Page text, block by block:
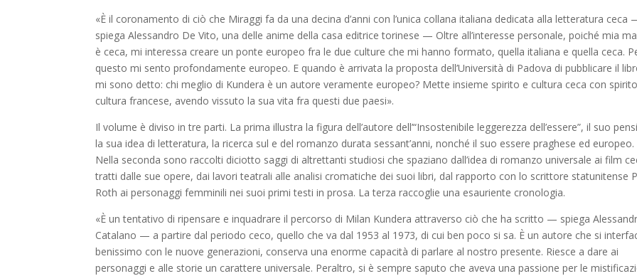
«È il coronamento di ciò che Miraggi fa da una decina d’anni con l’unica collana italiana dedicata alla letteratura ceca
spiega Alessandro De Vito, una delle anime della casa editrice torinese — Oltre all’interesse personale, poiché mia
è ceca, mi interessa creare un ponte europeo fra le due culture che mi hanno formato, quella italiana e quella ceca.
questo mi sento profondamente europeo. E quando è arrivata la proposta dell’Università di Padova di pubblicare il
mi sono detto: chi meglio di Kundera è un autore veramente europeo? Mette insieme spirito e cultura ceca con
cultura francese, avendo vissuto la sua vita fra questi due paesi».
Il volume è diviso in tre parti. La prima illustra la figura dell’autore dell’“Insostenibile leggerezza dell’essere”, il suo
la sua idea di letteratura, la ricerca sul e del romanzo durata sessant’anni, nonché il suo essere praghese ed europeo.
Nella seconda sono raccolti diciotto saggi di altrettanti studiosi che spaziano dall’idea di romanzo universale ai film
tratti dalle sue opere, dai lavori teatrali alle analisi cromatiche dei suoi libri, dal rapporto con lo scrittore statunitense
Roth ai personaggi femminili nei suoi primi testi in prosa. La terza raccoglie una esauriente cronologia.
«È un tentativo di ripensare e inquadrare il percorso di Milan Kundera attraverso ciò che ha scritto — spiega
Catalano — a partire dal periodo ceco, quello che va dal 1953 al 1973, di cui ben poco si sa. È un autore che si
benissimo con le nuove generazioni, conserva una enorme capacità di parlare al nostro presente. Riesce a dare ai
personaggi e alle storie un carattere universale. Peraltro, si è sempre saputo che aveva una passione per le